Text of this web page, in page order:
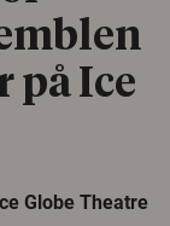
på Ice
Globe Theatre